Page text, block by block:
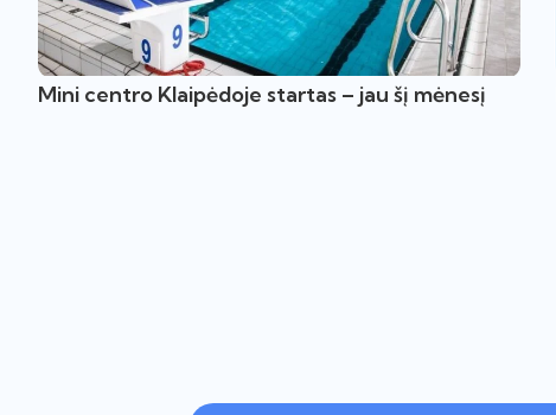
Mini centro Klaipėdoje startas – jau šį mėnesį